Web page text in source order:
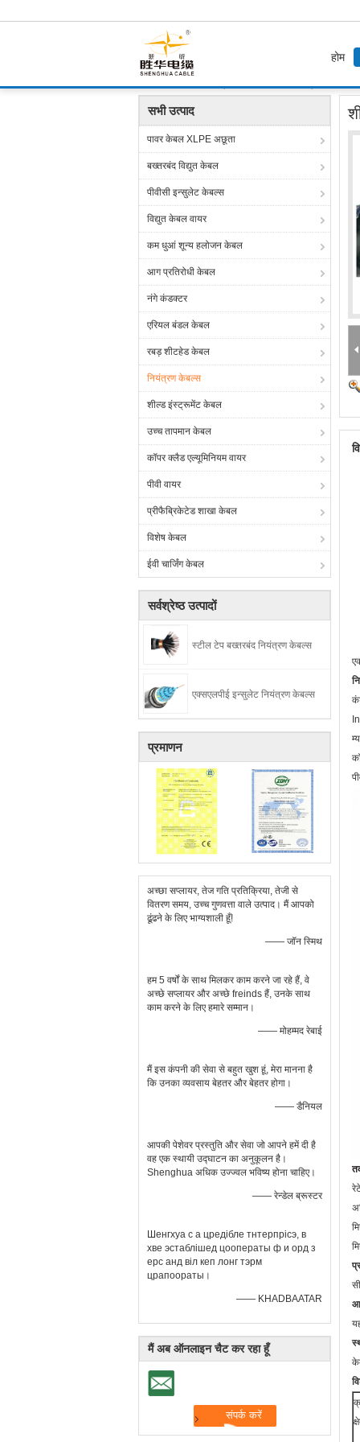
होम
होम उत्पाद नियंत्रण केबल्स शील्डेड कंट्रोल केबल
सभी उत्पाद
पावर केबल XLPE अछूता
बख्तरबंद विद्युत केबल
पीवीसी इन्सुलेट केबल्स
विद्युत केबल वायर
कम धुआं शून्य हलोजन केबल
आग प्रतिरोधी केबल
नंगे कंडक्टर
एरियल बंडल केबल
रबड़ शीटहेड केबल
नियंत्रण केबल्स
शील्ड इंस्ट्रूमेंट केबल
उच्च तापमान केबल
कॉपर क्लैड एल्यूमिनियम वायर
पीवी वायर
प्रीफैब्रिकेटेड शाखा केबल
विशेष केबल
ईवी चार्जिंग केबल
सर्वश्रेष्ठ उत्पादों
स्टील टेप बख्तरबंद नियंत्रण केबल्स
एक्सएलपीई इन्सुलेट नियंत्रण केबल्स
प्रमाणन
अच्छा सप्लायर, तेज गति प्रतिक्रिया, तेजी से
वितरण समय, उच्च गुणवत्ता वाले उत्पाद। मैं आपको
ढूंढने के लिए भाग्यशाली हूँ!
—— जॉन स्मिथ
हम 5 वर्षों के साथ मिलकर काम करने जा रहे हैं, वे
अच्छे सप्लायर और अच्छे freinds हैं, उनके साथ
काम करने के लिए हमारे सम्मान।
—— मोहम्मद रेबाई
मैं इस कंपनी की सेवा से बहुत खुश हूं, मेरा मानना ​​है
कि उनका व्यवसाय बेहतर और बेहतर होगा।
—— डैनियल
आपकी पेशेवर प्रस्तुति और सेवा जो आपने हमें दी है
वह एक स्थायी उद्घाटन का अनुकूलन है।
Shenghua अधिक उज्ज्वल भविष्य होना चाहिए।
—— रेन्डेल ब्रूस्टर
Шенгхуа с а цредібле тнтерпрісэ, в
хве эстаблішед цооператы ф и орд з
ерс анд віл кеп лонг тэрм
црапоораты।
—— KHADBAATAR
मैं अब ऑनलाइन चैट कर रहा हूँ